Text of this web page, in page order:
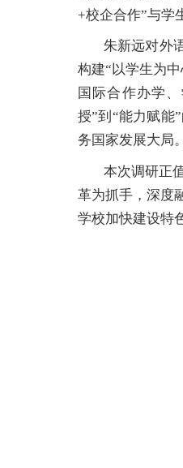
+校企合作”与学
朱新远对外
构建“以学生为
国际合作办学
授”到“能力赋能
务国家发展大局
本次调研正
革为抓手，深度
学校加快建设特